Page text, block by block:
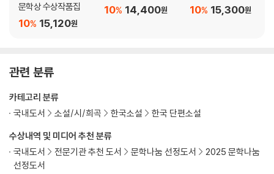
문학상 수상작품집
15,120원
10%
14,400원
10% 15,300원
10%
관련 분류
수상내역 및 미디어 추천 분류
국내도서
전문기관 추천 도서 문학나눔 선정도서
2025 문학나눔
선정도서
카테고리 분류
국내도서
소설/시/희곡 한국소설 한국 단편소설